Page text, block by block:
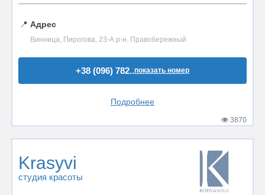
📍 Адрес
Винница, Пирогова, 23-А р-н. Правобережный
+38 (096) 782..показать номер
Подробнее
3870
Krasyvi
студия красоты